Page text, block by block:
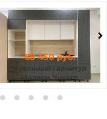
Кухонный гарнитур
Модерн Чикаго
68 450 руб.